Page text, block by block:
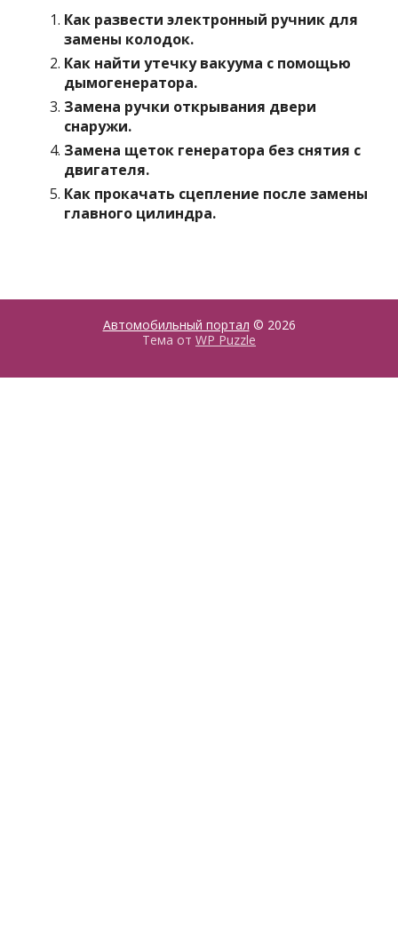
Как развести электронный ручник для
замены колодок.
Как найти утечку вакуума с помощью
дымогенератора.
Замена ручки открывания двери
снаружи.
Замена щеток генератора без снятия с
двигателя.
Как прокачать сцепление после замены
главного цилиндра.
Автомобильный портал © 2026
Тема от WP Puzzle